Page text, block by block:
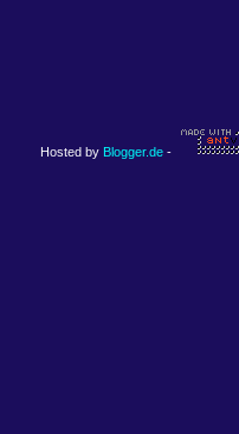
Hosted by Blogger.de -